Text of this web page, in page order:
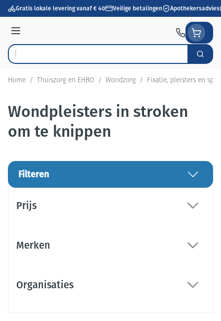
Ga naar de inhoud
Gratis lokale levering vanaf € 40 Veilige betalingen Apothekersadvies
Menu
Product, merk, categorie... Zoek
Home / Thuiszorg en EHBO / Wondzorg / Fixatie, pleisters en
Wondpleisters in stroken
om te knippen
Filteren
Prijs
Merken
Organisaties